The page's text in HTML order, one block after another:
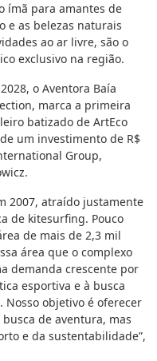
ímã para amantes de
e as belezas naturais
ao ar livre, são o
exclusivo na região.
o Aventora Baía
marca a primeira
batizado de ArtEco
um investimento de R$
Group,
2007, atraído justamente
de kitesurfing. Pouco
de mais de 2,3 mil
área que o complexo
demanda crescente por
esportiva e à busca
objetivo é oferecer
de aventura, mas
e da sustentabilidade”,